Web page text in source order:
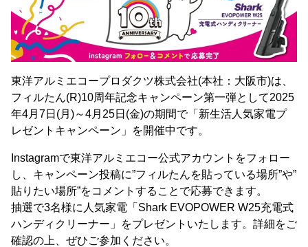
東洋アルミエコープロダクツ株式会社(本社：大阪市)は、
フィルたん(R)10周年記念キャンペーン第一弾として2025
年4月7日(月)～4月25日(金)の期間で「新生活人気家電プ
レゼントキャンペーン」を開催中です。
Instagramで東洋アルミエコー公式アカウントをフォロー
し、キャンペーン投稿に”フィルたんを貼っている場所”や”
貼りたい場所”をコメントすることで応募できます。
抽選で3名様に人気家電「Shark EVOPOWER W25充電式
ハンディクリーナー」をプレゼントいたします。詳細をご
確認の上、ぜひご参加ください。